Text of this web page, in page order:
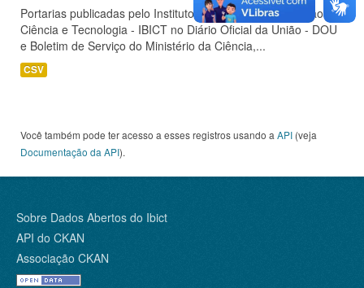
Portarias publicadas pelo Instituto Brasileiro de Informação em
Ciência e Tecnologia - IBICT no Diário Oficial da União - DOU
e Boletim de Serviço do Ministério da Ciência,...
CSV
Você também pode ter acesso a esses registros usando a API (veja
Documentação da API).
Sobre Dados Abertos do Ibict
API do CKAN
Associação CKAN